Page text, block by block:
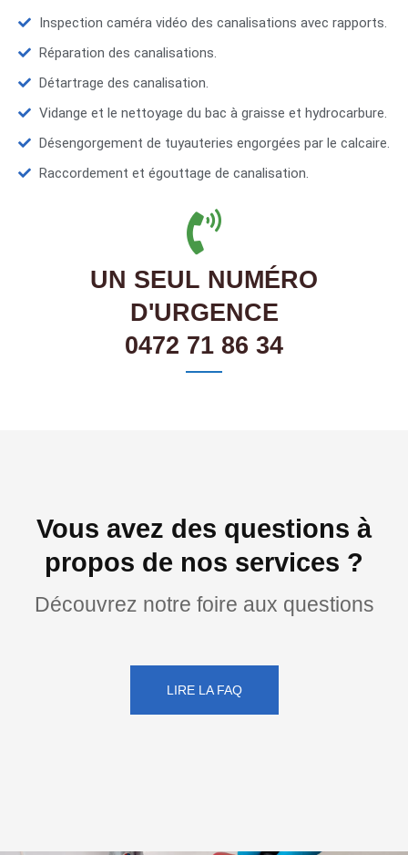
Inspection caméra vidéo des canalisations avec rapports.
Réparation des canalisations.
Détartrage des canalisation.
Vidange et le nettoyage du bac à graisse et hydrocarbure.
Désengorgement de tuyauteries engorgées par le calcaire.
Raccordement et égouttage de canalisation.
UN SEUL NUMÉRO
D'URGENCE
0472 71 86 34
Vous avez des questions à
propos de nos services ?
Découvrez notre foire aux questions
LIRE LA FAQ